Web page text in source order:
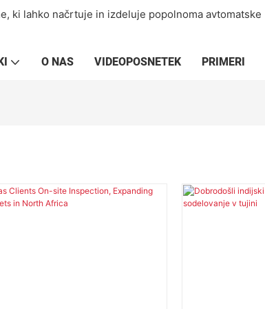
ki lahko načrtuje in izdeluje popolnoma avtomatske
O NAS VIDEOPOSNETEK PRIMERI